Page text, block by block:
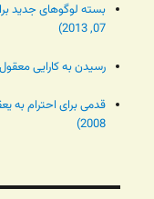
بسته لوگوهای جدید
07, 2013)
رسیدن به کارایی معقول -
2008)